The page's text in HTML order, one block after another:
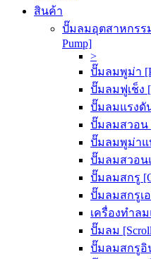
สินค้า
ปั๊มลมอุตสาหกรร
Pump]
>
ปั๊มลมพูม่า
ปั๊มลมฟูเช็ง
ปั๊มลมแรงดัน
ปั๊มลมสวอน
ปั๊มลมพูม่าแ
ปั๊มลมสวอน
ปั๊มลมสกรู
ปั๊มลมสกรูเอ
เครื่องทำล
ปั๊มลม
ปั๊มลมสกรูอิน